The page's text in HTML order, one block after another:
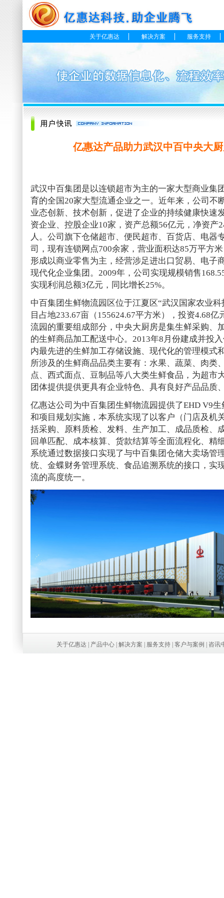
关于亿惠达 解决方案 服务支持
亿惠达产品助力武汉中百中央大
武汉中百集团是以连锁超市为主的一家大型商业集
育的全国20家大型流通企业之一。近年来，公司不
业态创新、技术创新，促进了企业的持续健康快速
资企业、控股企业10家，资产总额56亿元，净资产
人。公司旗下仓储超市、便民超市、百货店、电器
司，现有连锁网点700余家，营业面积达85万平方
形成以商业零售为主，经营涉足进出口贸易、电子
现代化企业集团。2009年，公司实现规模销售
实现利润总额3亿元，同比增长25%。
中百集团生鲜物流园区位于江夏区“武汉国家农业
目占地233.67亩（155624.67平方米），投资4.68
流园的重要组成部分，中央大厨房是集生鲜采购、
的生鲜商品加工配送中心。2013年8月份建成并投
内最先进的生鲜加工存储设施、现代化的管理模式
所涉及的生鲜商品品类主要有：水果、蔬菜、肉类
点、西式面点、豆制品等八大类生鲜食品，为超市
团体提供提供更具有企业特色、具有良好产品品质
亿惠达公司为中百集团生鲜物流园提供了EHD V9
和项目规划实施，本系统实现了以客户（门店及机
括采购、原料质检、发料、生产加工、成品质检、
回单匹配、成本核算、货款结算等全面流程化、精
系统通过数据接口实现了与中百集团仓储大卖场管
统、金蝶财务管理系统、食品追溯系统的接口，实
流的高度统一。
关于亿惠达| 产品中心| 解决方案 服务支持| 客户与案例 咨讯